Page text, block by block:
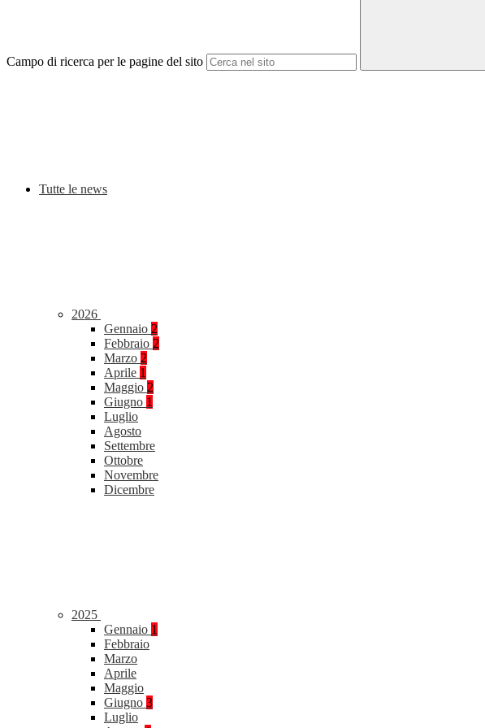
Campo di ricerca per le pagine del sito
Tutte le news
2026
Gennaio 2
Febbraio 2
Marzo 2
Aprile 1
Maggio 2
Giugno 1
Luglio
Agosto
Settembre
Ottobre
Novembre
Dicembre
2025
Gennaio 1
Febbraio
Marzo
Aprile
Maggio
Giugno 3
Luglio